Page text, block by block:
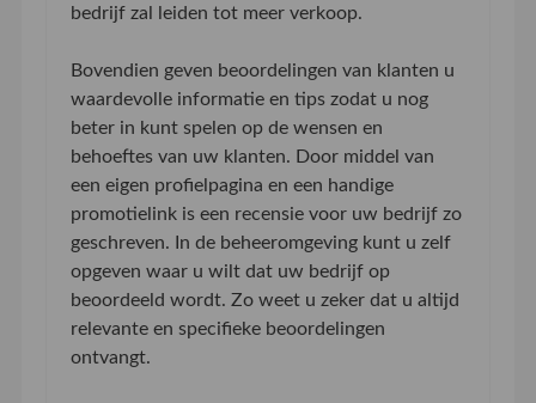
bedrijf zal leiden tot meer verkoop.
Bovendien geven beoordelingen van klanten u
waardevolle informatie en tips zodat u nog
beter in kunt spelen op de wensen en
behoeftes van uw klanten. Door middel van
een eigen profielpagina en een handige
promotielink is een recensie voor uw bedrijf zo
geschreven. In de beheeromgeving kunt u zelf
opgeven waar u wilt dat uw bedrijf op
beoordeeld wordt. Zo weet u zeker dat u altijd
relevante en specifieke beoordelingen
ontvangt.